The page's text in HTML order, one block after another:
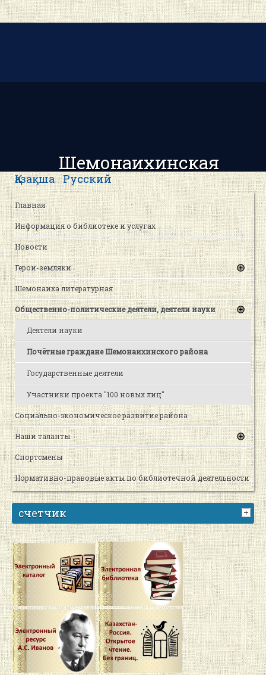
Шемонаихинская
центральная районная
библиотека
Қазақша Русский
Главная
Информация о библиотеке и услугах
Новости
Герои-земляки
Шемонаиха литературная
Общественно-политические деятели, деятели науки
Деятели науки
Почётные граждане Шемонаихинского района
Государственные деятели
Участники проекта "100 новых лиц"
Социально-экономическое развитие района
Наши таланты
Спортсмены
Нормативно-правовые акты по библиотечной деятельности
счетчик